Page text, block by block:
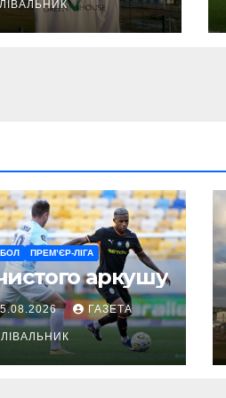
ПРЕМ’ЄР-ЛІГА
аркушу
ГАЗЕТА